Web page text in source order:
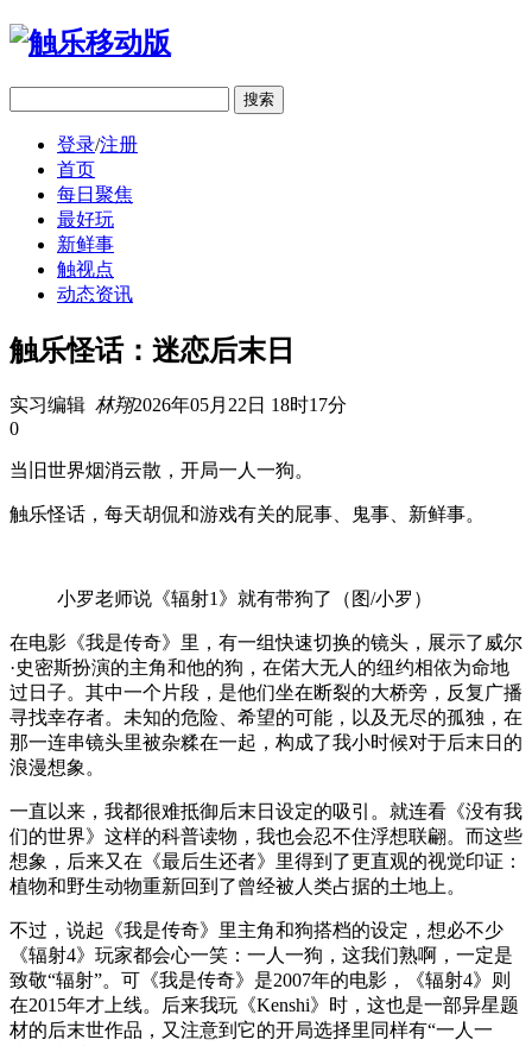
移动版
登录/注册
首页
每日聚焦
最好玩
新鲜事
触视点
动态资讯
触乐怪话：迷恋后末日
实习编辑 林翔2026年05月22日 18时17分
0
当旧世界烟消云散，开局一人一狗。
触乐怪话，每天胡侃和游戏有关的屁事、鬼事、新鲜事。
小罗老师说《辐射1》就有带狗了（图/小罗）
在电影《我是传奇》里，有一组快速切换的镜头，展示了威尔
·史密斯扮演的主角和他的狗，在偌大无人的纽约相依为命地
过日子。其中一个片段，是他们坐在断裂的大桥旁，反复广播
寻找幸存者。未知的危险、希望的可能，以及无尽的孤独，在
那一连串镜头里被杂糅在一起，构成了我小时候对于后末日的
浪漫想象。
一直以来，我都很难抵御后末日设定的吸引。就连看《没有我
们的世界》这样的科普读物，我也会忍不住浮想联翩。而这些
想象，后来又在《最后生还者》里得到了更直观的视觉印证：
植物和野生动物重新回到了曾经被人类占据的土地上。
不过，说起《我是传奇》里主角和狗搭档的设定，想必不少
《辐射4》玩家都会心一笑：一人一狗，这我们熟啊，一定是
致敬“辐射”。可《我是传奇》是2007年的电影，《辐射4》则
在2015年才上线。后来我玩《Kenshi》时，这也是一部异星题
材的后末世作品，又注意到它的开局选择里同样有“一人一